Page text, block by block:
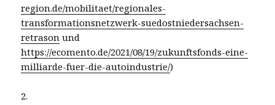
region.de/mobilitaet/regionales-
transformationsnetzwerk-suedostniedersachsen-
retrason und
https://ecomento.de/2021/08/19/zukunftsfonds-eine-
milliarde-fuer-die-autoindustrie/)
2.